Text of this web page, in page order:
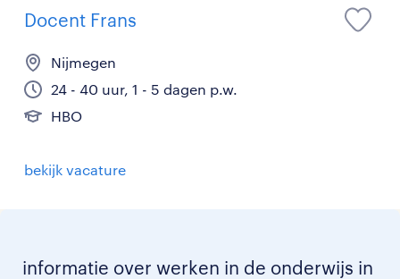
Docent Frans
Nijmegen
24 - 40 uur, 1 - 5 dagen p.w.
HBO
bekijk vacature
informatie over werken in de onderwijs in